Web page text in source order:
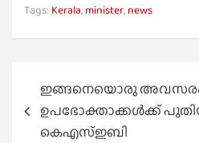
Tags: Kerala, minister, news
navigation
ഇങ്ങനെയൊരു അവസരം
ഉപഭോക്താക്കൾക്ക്
കെഎസ്ഇബി